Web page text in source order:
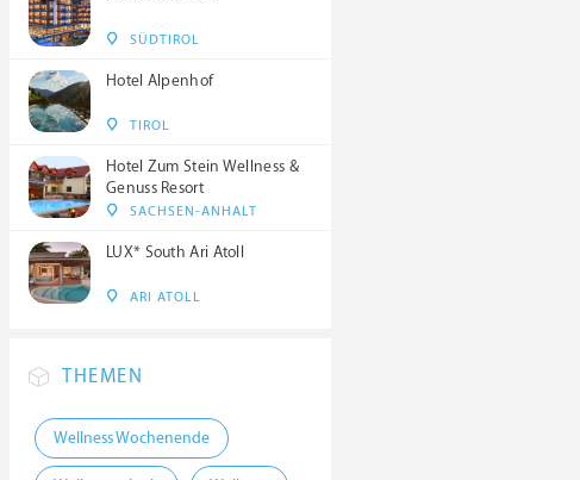
SÜDTIROL
Hotel Alpenhof
TIROL
Hotel Zum Stein Wellness &
Genuss Resort
SACHSEN-ANHALT
LUX* South Ari Atoll
ARI ATOLL
THEMEN
Wellness Wochenende